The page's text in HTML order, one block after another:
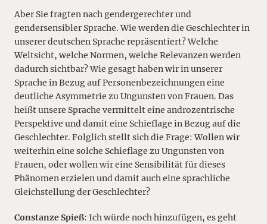
Aber Sie fragten nach gendergerechter und
gendersensibler Sprache. Wie werden die Geschlechter in
unserer deutschen Sprache repräsentiert? Welche
Weltsicht, welche Normen, welche Relevanzen werden
dadurch sichtbar? Wie gesagt haben wir in unserer
Sprache in Bezug auf Personenbezeichnungen eine
deutliche Asymmetrie zu Ungunsten von Frauen. Das
heißt unsere Sprache vermittelt eine androzentrische
Perspektive und damit eine Schieflage in Bezug auf die
Geschlechter. Folglich stellt sich die Frage: Wollen wir
weiterhin eine solche Schieflage zu Ungunsten von
Frauen, oder wollen wir eine Sensibilität für dieses
Phänomen erzielen und damit auch eine sprachliche
Gleichstellung der Geschlechter?
Constanze Spieß: Ich würde noch hinzufügen, es geht